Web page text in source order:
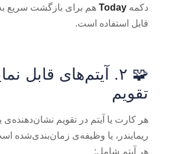
دکمه‌ Today هم برای بازگشت سریع به
قابل استفاده است.
🧩 ۲. آیتم‌های قابل
تقویم
هر کارت یا آیتم در تقویم
ریمایندر، یا وظیفه‌ی زمان‌بندی‌شده
هر آیتم شامل: